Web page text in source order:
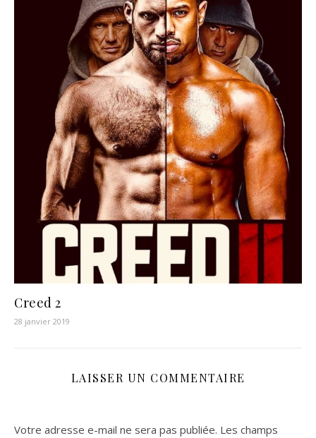
Creed 2
28 janvier 2019
LAISSER UN COMMENTAIRE
Votre adresse e-mail ne sera pas publiée. Les champs